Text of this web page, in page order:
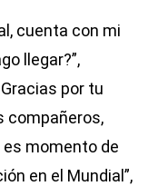
cuenta con mi
llegar?”,
por tu
compañeros,
momento de
en el Mundial”,